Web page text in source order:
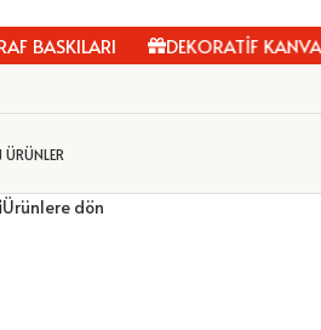
DEKORATİF KANVAS
Ürünlere dön